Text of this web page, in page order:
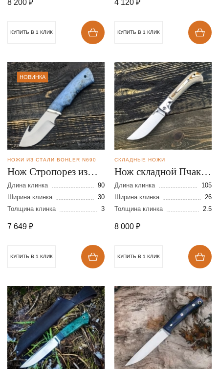
8 200 ₽
КУПИТЬ В 1 КЛИК
4 120 ₽
КУПИТЬ В 1 КЛИК
НОВИНКА
НОЖИ ИЗ СТАЛИ BOHLER N690
Нож Стропорез из
стали N-690
Длина клинка
90
Ширина клинка
30
Толщина клинка
3
7 649 ₽
КУПИТЬ В 1 КЛИК
СКЛАДНЫЕ НОЖИ
Нож складной Пчак
из стали N-690
Длина клинка
105
Ширина клинка
26
Толщина клинка
2.5
8 000 ₽
КУПИТЬ В 1 КЛИК